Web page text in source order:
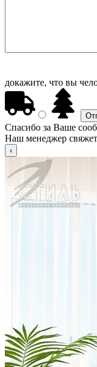
докажите, что вы
Спасибо за Ваше
Наш менеджер